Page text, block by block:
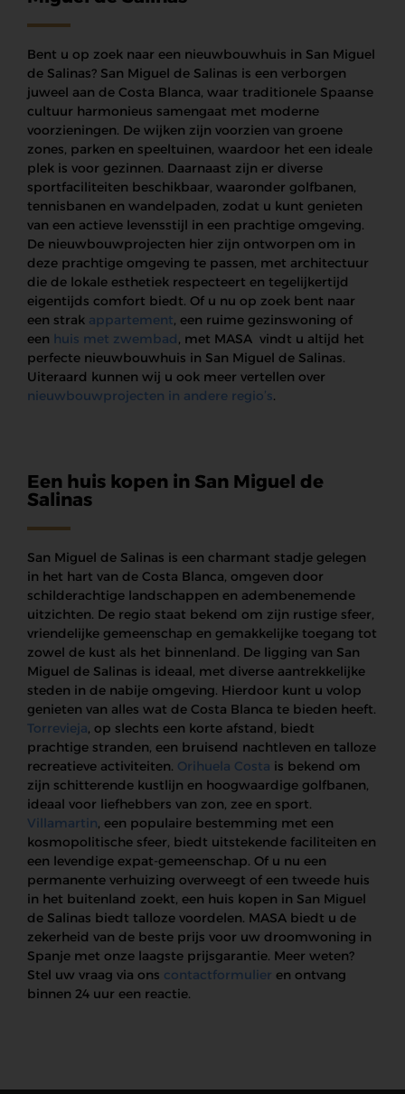
Bent u op zoek naar een nieuwbouwhuis in San Miguel
de Salinas? San Miguel de Salinas is een verborgen
juweel aan de Costa Blanca, waar traditionele Spaanse
cultuur harmonieus samengaat met moderne
voorzieningen. De wijken zijn voorzien van groene
zones, parken en speeltuinen, waardoor het een ideale
plek is voor gezinnen. Daarnaast zijn er diverse
sportfaciliteiten beschikbaar, waaronder golfbanen,
tennisbanen en wandelpaden, zodat u kunt genieten
van een actieve levensstijl in een prachtige omgeving.
De nieuwbouwprojecten hier zijn ontworpen om in
deze prachtige omgeving te passen, met architectuur
die de lokale esthetiek respecteert en tegelijkertijd
eigentijds comfort biedt. Of u nu op zoek bent naar
een strak appartement, een ruime gezinswoning of
een huis met zwembad, met MASA vindt u altijd het
perfecte nieuwbouwhuis in San Miguel de Salinas.
Uiteraard kunnen wij u ook meer vertellen over
nieuwbouwprojecten in andere regio’s.
Een huis kopen in San Miguel de
Salinas
San Miguel de Salinas is een charmant stadje gelegen
in het hart van de Costa Blanca, omgeven door
schilderachtige landschappen en adembenemende
uitzichten. De regio staat bekend om zijn rustige sfeer,
vriendelijke gemeenschap en gemakkelijke toegang tot
zowel de kust als het binnenland. De ligging van San
Miguel de Salinas is ideaal, met diverse aantrekkelijke
steden in de nabije omgeving. Hierdoor kunt u volop
genieten van alles wat de Costa Blanca te bieden heeft.
Torrevieja, op slechts een korte afstand, biedt
prachtige stranden, een bruisend nachtleven en talloze
recreatieve activiteiten. Orihuela Costa is bekend om
zijn schitterende kustlijn en hoogwaardige golfbanen,
ideaal voor liefhebbers van zon, zee en sport.
Villamartin, een populaire bestemming met een
kosmopolitische sfeer, biedt uitstekende faciliteiten en
een levendige expat-gemeenschap. Of u nu een
permanente verhuizing overweegt of een tweede huis
in het buitenland zoekt, een huis kopen in San Miguel
de Salinas biedt talloze voordelen. MASA biedt u de
zekerheid van de beste prijs voor uw droomwoning in
Spanje met onze laagste prijsgarantie. Meer weten?
Stel uw vraag via ons contactformulier en ontvang
binnen 24 uur een reactie.